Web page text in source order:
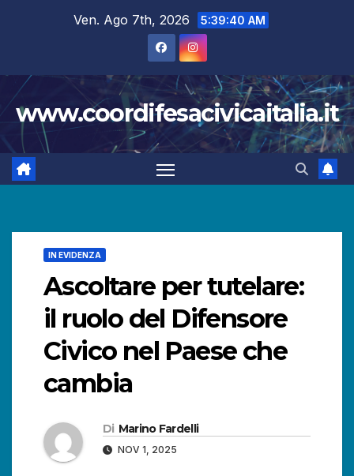
Ven. Ago 7th, 2026 5:39:41 AM
www.coordifesacivicaitalia.it
IN EVIDENZA
Ascoltare per tutelare:
il ruolo del Difensore
Civico nel Paese che
cambia
Di Marino Fardelli
NOV 1, 2025